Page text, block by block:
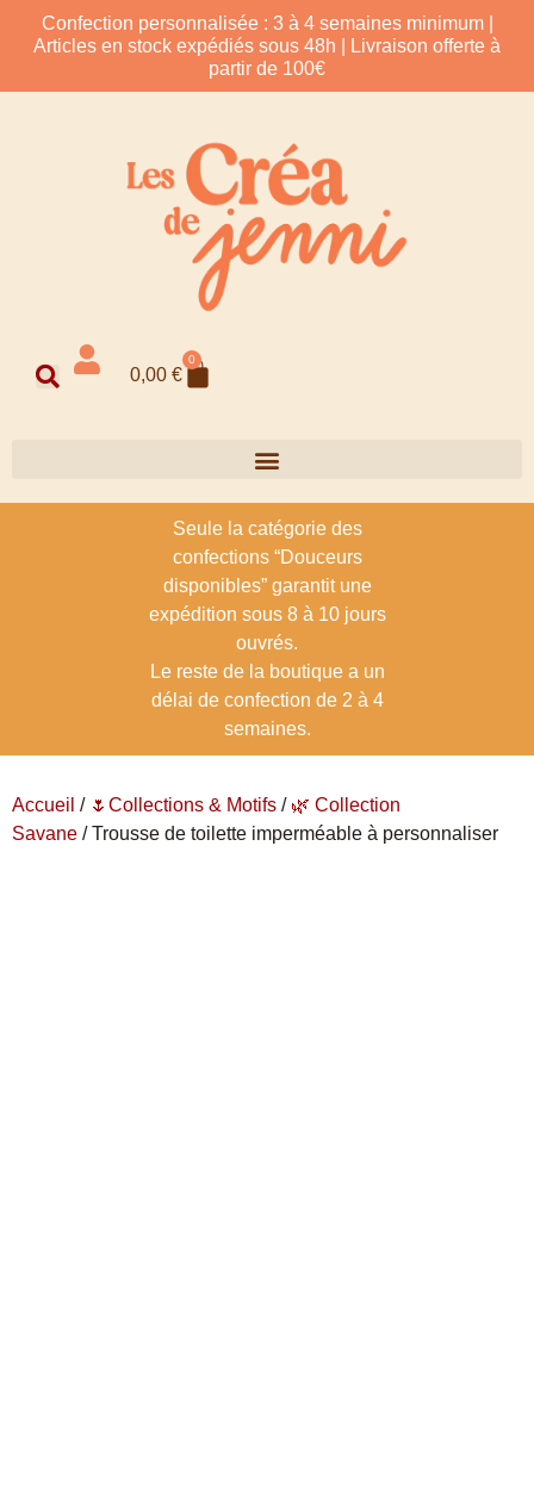
Confection personnalisée : 3 à 4 semaines minimum |
Articles en stock expédiés sous 48h | Livraison offerte à
partir de 100€
0,00 €
0
Seule la catégorie des
confections “Douceurs
disponibles” garantit une
expédition sous 8 à 10 jours
ouvrés.
Le reste de la boutique a un
délai de confection de 2 à 4
semaines.
Accueil / 🌷Collections & Motifs / 🌿 Collection
Savane / Trousse de toilette imperméable à personnaliser